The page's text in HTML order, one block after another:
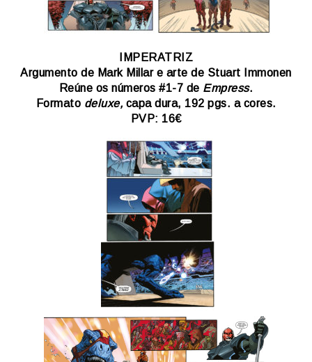
IMPERATRIZ
Argumento de Mark Millar e arte de Stuart Immonen
Reúne os números #1-7 de Empress.
Formato deluxe, capa dura, 192 pgs. a cores.
PVP: 16€